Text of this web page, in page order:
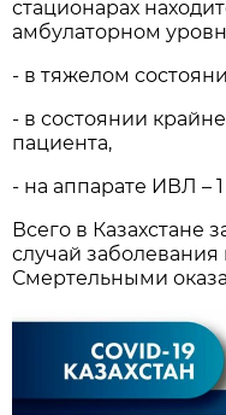
стационарах
амбулаторном
- в тяжелом
- в состоянии
пациента,
- на аппарате ИВЛ –
Всего в Казахстане
случай
Смертельными